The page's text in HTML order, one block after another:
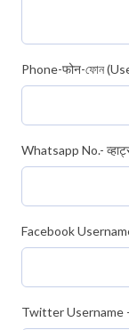
Phone-फोन-ফোন
Whatsapp No.-
Facebook
Twitter Username -